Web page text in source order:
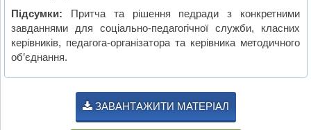
Підсумки: Притча та рішення педради з конкретними
завданнями для соціально-педагогічної служби, класних
керівників, педагога-організатора та керівника методичного
об’єднання.
ЗАВАНТАЖИТИ МАТЕРІАЛ